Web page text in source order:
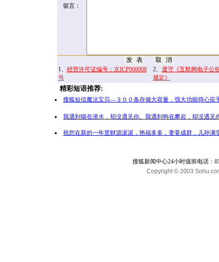
留言：
1、 经营许可证编号：京ICP000008
号
2、 遵守《互联网电子公
规定》
精彩短语推荐:
搜狐短信魔法宝贝—３００条存储大容量，强大功能得心应
我遇到猫在潜水，却没遇见你。我遇到狗在攀岩，却没遇
祝您在新的一年里财源滚滚，艳福多多，妻妾成群，儿孙
搜狐新闻中心24小时值班电话：
Copyright © 2003